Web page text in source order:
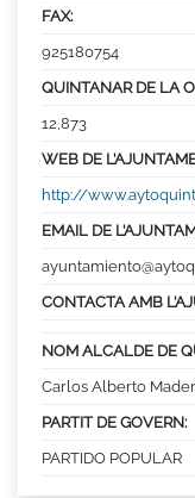
FAX:
925180754
QUINTANAR DE LA
12,873
WEB DE
http://
EMAIL DE
CONTACTA AMB
NOM ALCALDE DE
Carlos Alberto
PARTIT DE GOVERN:
PARTIDO POPULAR